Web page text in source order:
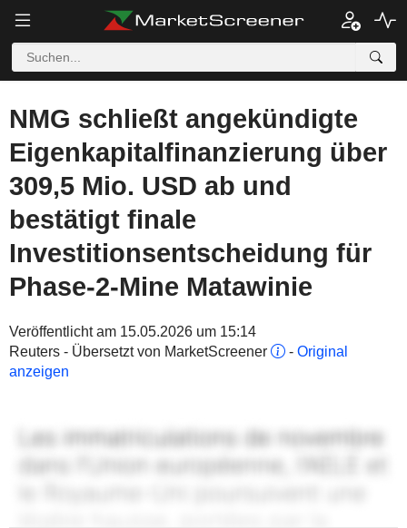
NMG schließt angekündigte
Eigenkapitalfinanzierung über
309,5 Mio. USD ab und
bestätigt finale
Investitionsentscheidung für
Phase-2-Mine Matawinie
Veröffentlicht am 15.05.2026 um 15:14
Reuters - Übersetzt von MarketScreener
- Original
anzeigen